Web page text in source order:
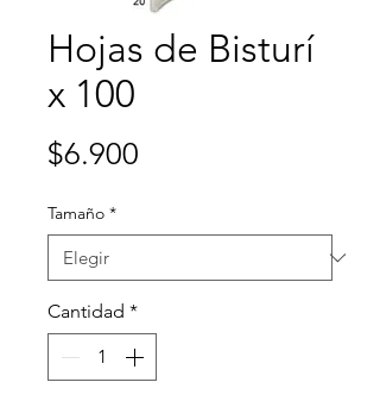
Hojas de Bisturí
x 100
$6.900
Tamaño *
Cantidad *